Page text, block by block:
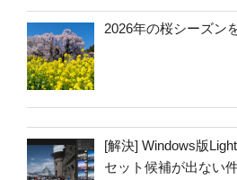
2026年の桜シーズン
[解決] Windows版
セット候補が出ない